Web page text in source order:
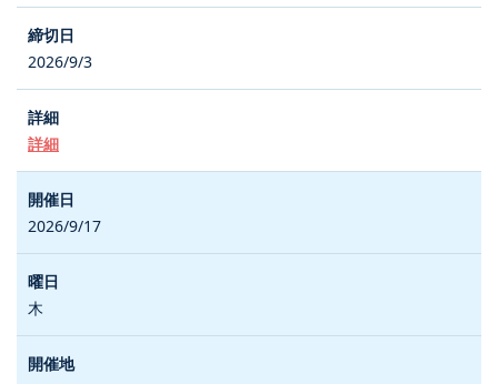
2026/9/3
詳細
2026/9/17
木